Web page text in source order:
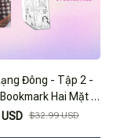
Đông - Tập 2 -
Hai Mặt +
Mặt + Bonus Page
$32.99 USD